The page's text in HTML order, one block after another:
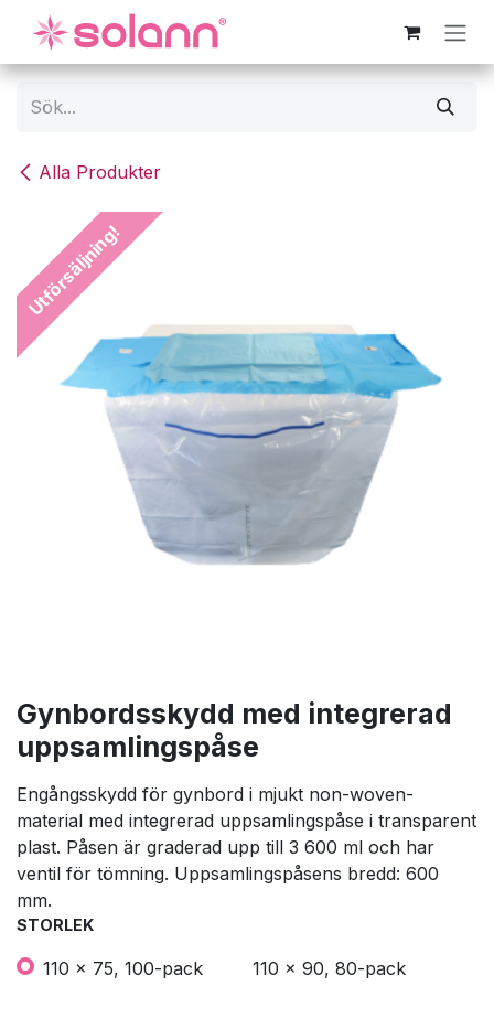
Hoppa till innehåll
Alla Produkter
Utförsäljning!
Gynbordsskydd med integrerad
uppsamlingspåse
Engångsskydd för gynbord i mjukt non-woven-
material med integrerad uppsamlingspåse i transparent
plast. Påsen är graderad upp till 3 600 ml och har
ventil för tömning. Uppsamlingspåsens bredd: 600
mm.
STORLEK
110 x 75, 100-pack 110 x 90, 80-pack